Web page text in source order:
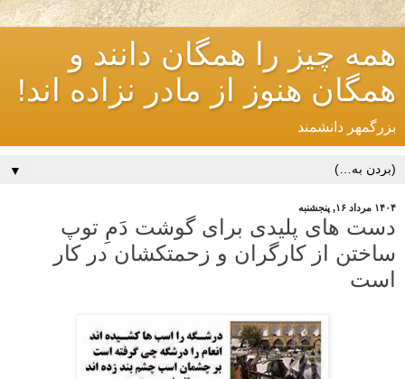
همه چیز را همگان دانند و
همگان هنوز از مادر نزاده اند!
بزرگمهر دانشمند
▼
۱۴۰۴ مرداد ۱۶, پنجشنبه
دست های پلیدی برای گوشت دَمِ توپ
ساختن از کارگران و زحمتکشان در کار
است